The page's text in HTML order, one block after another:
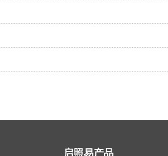
启照易产品